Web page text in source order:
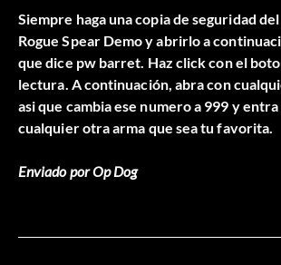
Siempre haga una copia de seguridad
Rogue Spear Demo y abrirlo a
que dice pw barret. Haz click con el
lectura. A continuación, abra con
asi que cambia ese numero a 999 y
cualquier otra arma que sea tu favorita.
Enviado por Op Dog